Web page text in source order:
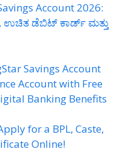
Account 2026:
ಉಚಿತ ಡೆಬಿಟ್ ಕಾರ್ಡ್ ಮತ್ತು
Savings Account
Account with Free
Banking Benefits
for a BPL, Caste,
Online!